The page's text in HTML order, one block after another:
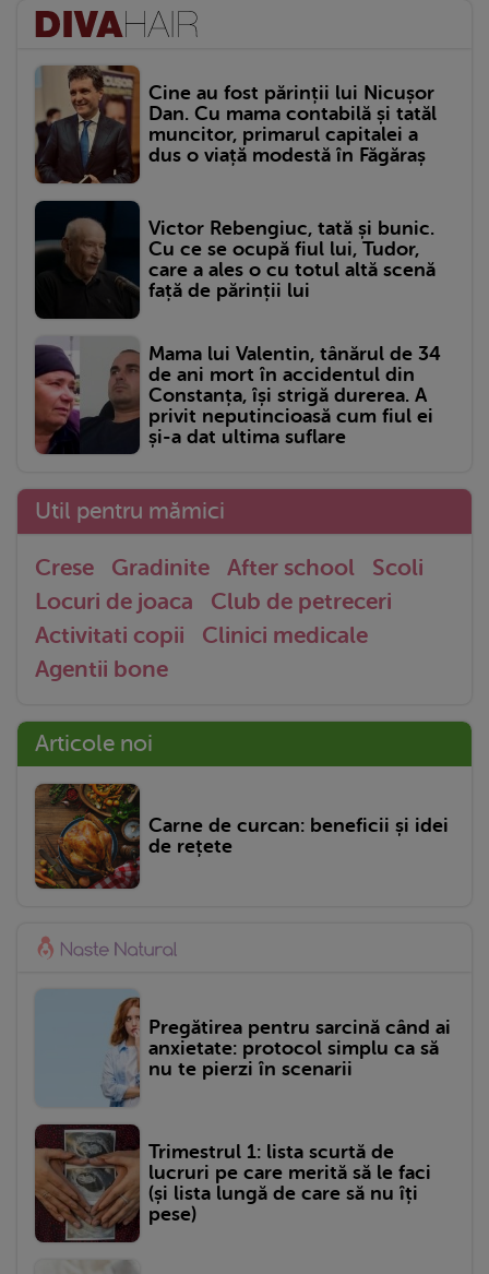
Cine au fost părinții lui Nicușor
Dan. Cu mama contabilă și tatăl
muncitor, primarul capitalei a
dus o viață modestă în Făgăraș
Victor Rebengiuc, tată și bunic.
Cu ce se ocupă fiul lui, Tudor,
care a ales o cu totul altă scenă
față de părinții lui
Mama lui Valentin, tânărul de 34
de ani mort în accidentul din
Constanța, își strigă durerea. A
privit neputincioasă cum fiul ei
și-a dat ultima suflare
Util pentru mămici
Crese Gradinite After school
Scoli
Locuri de joaca
Club de petreceri
Activitati copii
Clinici medicale
Agentii bone
Articole noi
Carne de curcan: beneficii și idei
de rețete
Pregătirea pentru sarcină când ai
anxietate: protocol simplu ca să
nu te pierzi în scenarii
Trimestrul 1: lista scurtă de
lucruri pe care merită să le faci
(și lista lungă de care să nu îți
pese)